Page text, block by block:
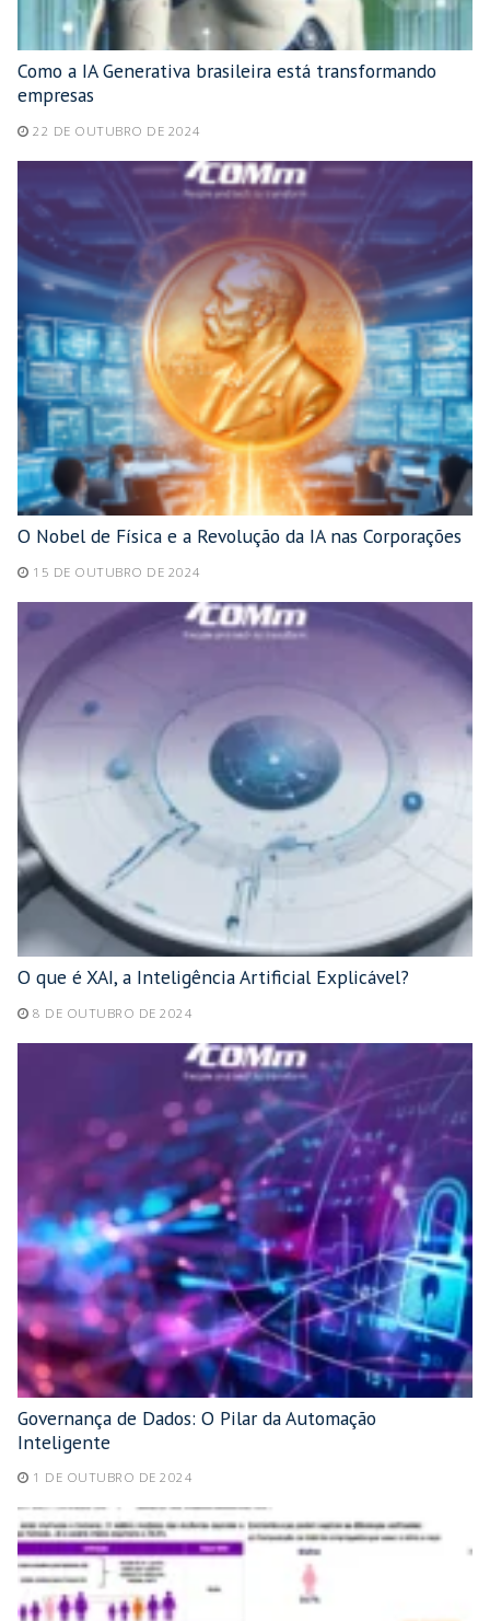
Como a IA Generativa brasileira está transformando
empresas
22 DE OUTUBRO DE 2024
O Nobel de Física e a Revolução da IA nas Corporações
15 DE OUTUBRO DE 2024
O que é XAI, a Inteligência Artificial Explicável?
8 DE OUTUBRO DE 2024
Governança de Dados: O Pilar da Automação
Inteligente
1 DE OUTUBRO DE 2024